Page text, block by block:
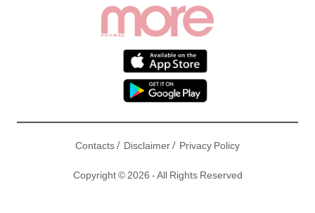
Contacts/ Disclaimer/ Privacy Policy
Copyright © 2026 - All Rights Reserved